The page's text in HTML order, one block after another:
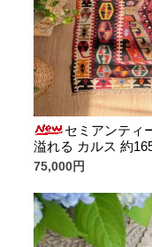
セミアンティ
溢れる カルス 約
75,000円